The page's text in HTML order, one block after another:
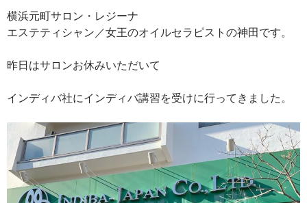
横浜元町サロン・レジーナ
エステティシャン／女王のオイルセラピストの神田です。
昨日はサロンお休みいただいて
インディバ社にインディバ講習を受けに行ってきました。